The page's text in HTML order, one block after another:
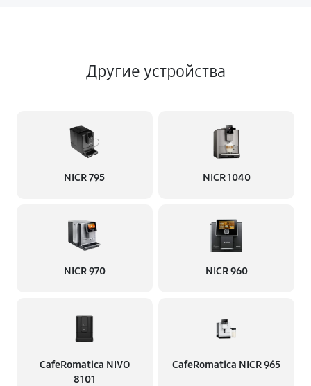
Другие устройства
NICR 795 NICR 1040
NICR 970 NICR 960
CafeRomatica NIVO
8101
CafeRomatica NICR 965